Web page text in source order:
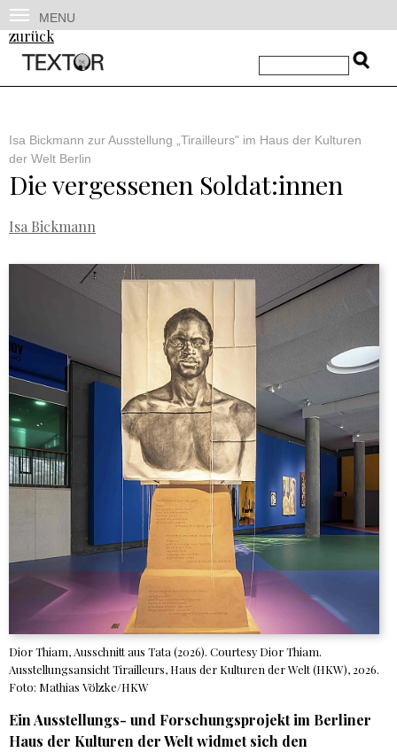
MENU
zurück
Isa Bickmann zur Ausstellung „Tirailleurs" im Haus der Kulturen
der Welt Berlin
Die vergessenen Soldat:innen
Isa Bickmann
Dior Thiam, Ausschnitt aus Tata (2026). Courtesy Dior Thiam.
Ausstellungsansicht Tirailleurs, Haus der Kulturen der Welt (HKW), 2026.
Foto: Mathias Völzke/HKW
Ein Ausstellungs- und Forschungsprojekt im Berliner
Haus der Kulturen der Welt widmet sich den